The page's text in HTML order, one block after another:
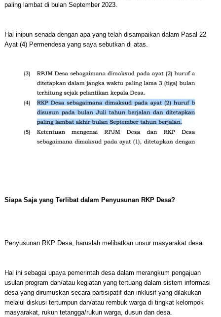
paling lambat di bulan September 2023.
Hal inipun senada dengan apa yang telah disampaikan dalam Pasal 22
Ayat (4) Permendesa yang saya sebutkan di atas.
Siapa Saja yang Terlibat dalam Penyusunan RKP Desa?
Penyusunan RKP Desa, haruslah melibatkan unsur masyarakat desa.
Hal ini sebagai upaya pemerintah desa dalam merangkum pengajuan
usulan program dan/atau kegiatan yang tertuang dalam sistem informasi
desa yang dirumuskan secara partisipatif dan inklusif yang dilakukan
melalui diskusi tertumpun dan/atau rembuk warga di tingkat kelompok
masyarakat, rukun tetangga/rukun warga, dusun dan desa.